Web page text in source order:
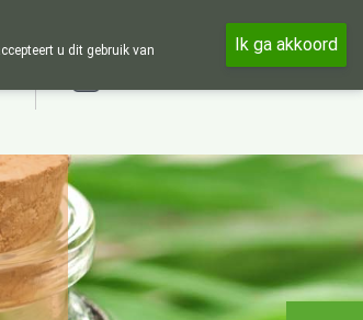
u dit gebruik van
Ik ga akkoord